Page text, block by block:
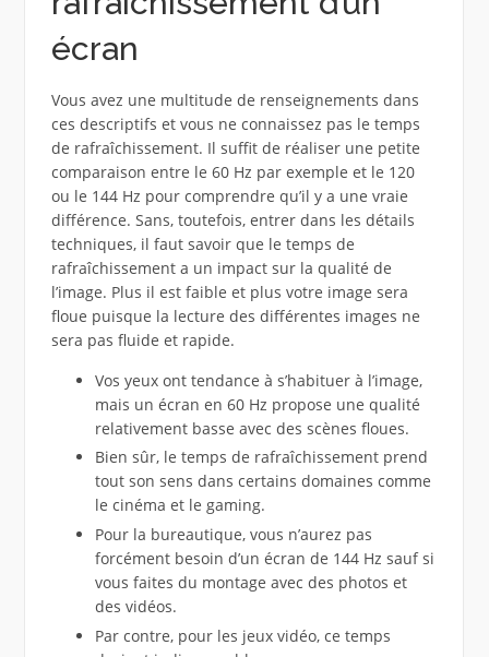
écran
Vous avez une multitude de renseignements dans
ces descriptifs et vous ne connaissez pas le temps
de rafraîchissement. Il suffit de réaliser une petite
comparaison entre le 60 Hz par exemple et le 120
ou le 144 Hz pour comprendre qu’il y a une vraie
différence. Sans, toutefois, entrer dans les détails
techniques, il faut savoir que le temps de
rafraîchissement a un impact sur la qualité de
l’image. Plus il est faible et plus votre image sera
floue puisque la lecture des différentes images ne
sera pas fluide et rapide.
Vos yeux ont tendance à s’habituer à l’image,
mais un écran en 60 Hz propose une qualité
relativement basse avec des scènes floues.
Bien sûr, le temps de rafraîchissement prend
tout son sens dans certains domaines comme
le cinéma et le gaming.
Pour la bureautique, vous n’aurez pas
forcément besoin d’un écran de 144 Hz sauf si
vous faites du montage avec des photos et
des vidéos.
Par contre, pour les jeux vidéo, ce temps